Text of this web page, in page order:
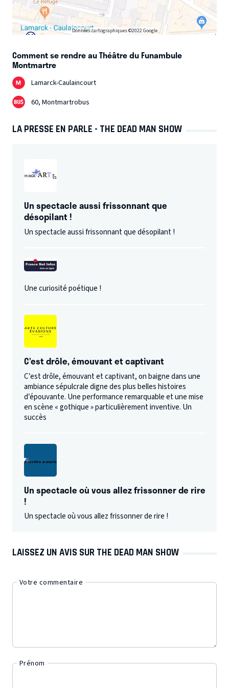
Données cartographiques ©2022 Google
Comment se rendre au Théâtre du Funambule
Montmartre
Lamarck-Caulaincourt
60, Montmartrobus
LA PRESSE EN PARLE - THE DEAD MAN SHOW
Un spectacle aussi frissonnant que
désopilant !
Un spectacle aussi frissonnant que désopilant !
Une curiosité poétique !
C’est drôle, émouvant et captivant
C’est drôle, émouvant et captivant, on baigne dans une
ambiance sépulcrale digne des plus belles histoires
d’épouvante. Une performance remarquable et une mise
en scène « gothique » particulièrement inventive. Un
succès
Un spectacle où vous allez frissonner de rire
!
Un spectacle où vous allez frissonner de rire !
LAISSEZ UN AVIS SUR THE DEAD MAN SHOW
Votre commentaire
Prénom